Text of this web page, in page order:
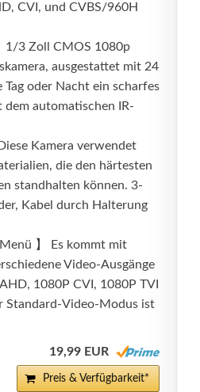
CVI, und CVBS/960H
1/3 Zoll CMOS 1080p
ausgestattet mit 24
Tag oder Nacht ein scharfes
automatischen IR-
Kamera verwendet
die den härtesten
standhalten können. 3-
Kabel durch Halterung
】 Es kommt mit
Video-Ausgänge
1080P CVI, 1080P TVI
Standard-Video-Modus ist
19,99 EUR
Preis & Verfügbarkeit*